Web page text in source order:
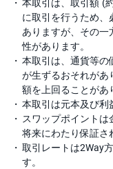
に取引を行うため
ありますが、その
性があります。
本取引は、通貨等の
が生ずるおそれが
額を上回ることがあ
本取引は元本及び利
スワップポイントは
将来にわたり保証さ
取引レートは2Way
す。